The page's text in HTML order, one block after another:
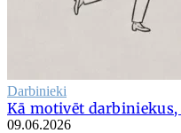
Darbinieki
Kā motivēt
09.06.2026